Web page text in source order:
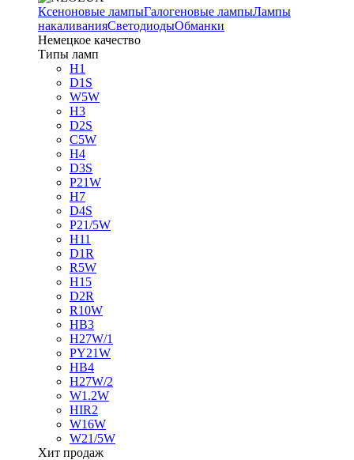
Ксеноновые лампыГалогеновые лампыЛампы
накаливанияСветодиодыОбманки
Немецкое качество
Типы ламп
H1
D1S
W5W
H3
D2S
C5W
H4
D3S
P21W
H7
D4S
P21/5W
H11
D1R
R5W
H15
D2R
R10W
HB3
H27W/1
PY21W
HB4
H27W/2
W1.2W
HIR2
W16W
W21/5W
Хит продаж